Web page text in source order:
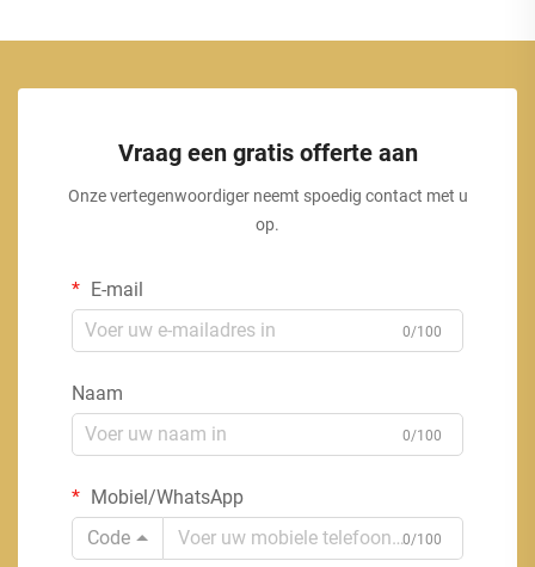
Vraag een gratis offerte aan
Onze vertegenwoordiger neemt spoedig contact met u
op.
E-mail
0/100
Naam
0/100
Mobiel/WhatsApp
Code
0/100